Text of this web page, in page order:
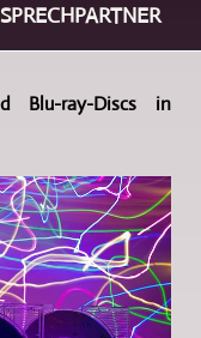
Blu-ray-Discs in